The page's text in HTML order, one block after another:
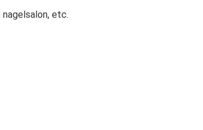
nagelsalon, etc.